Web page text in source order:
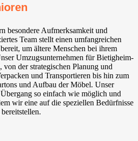
besondere Aufmerksamkeit und
Team stellt einen umfangreichen
um ältere Menschen bei ihrem
Umzugsunternehmen für Bietigheim-
von der strategischen Planung und
und Transportieren bis hin zum
und Aufbau der Möbel. Unser
so einfach wie möglich und
wir eine auf die speziellen Bedürfnisse